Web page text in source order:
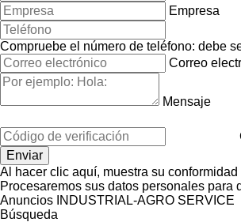
Empresa
Compruebe el número de teléfono: debe
Correo
Mensaje
Al hacer clic aquí, muestra su conformidad
Procesaremos sus datos personales para
Anuncios INDUSTRIAL-AGRO SERVICE
Búsqueda